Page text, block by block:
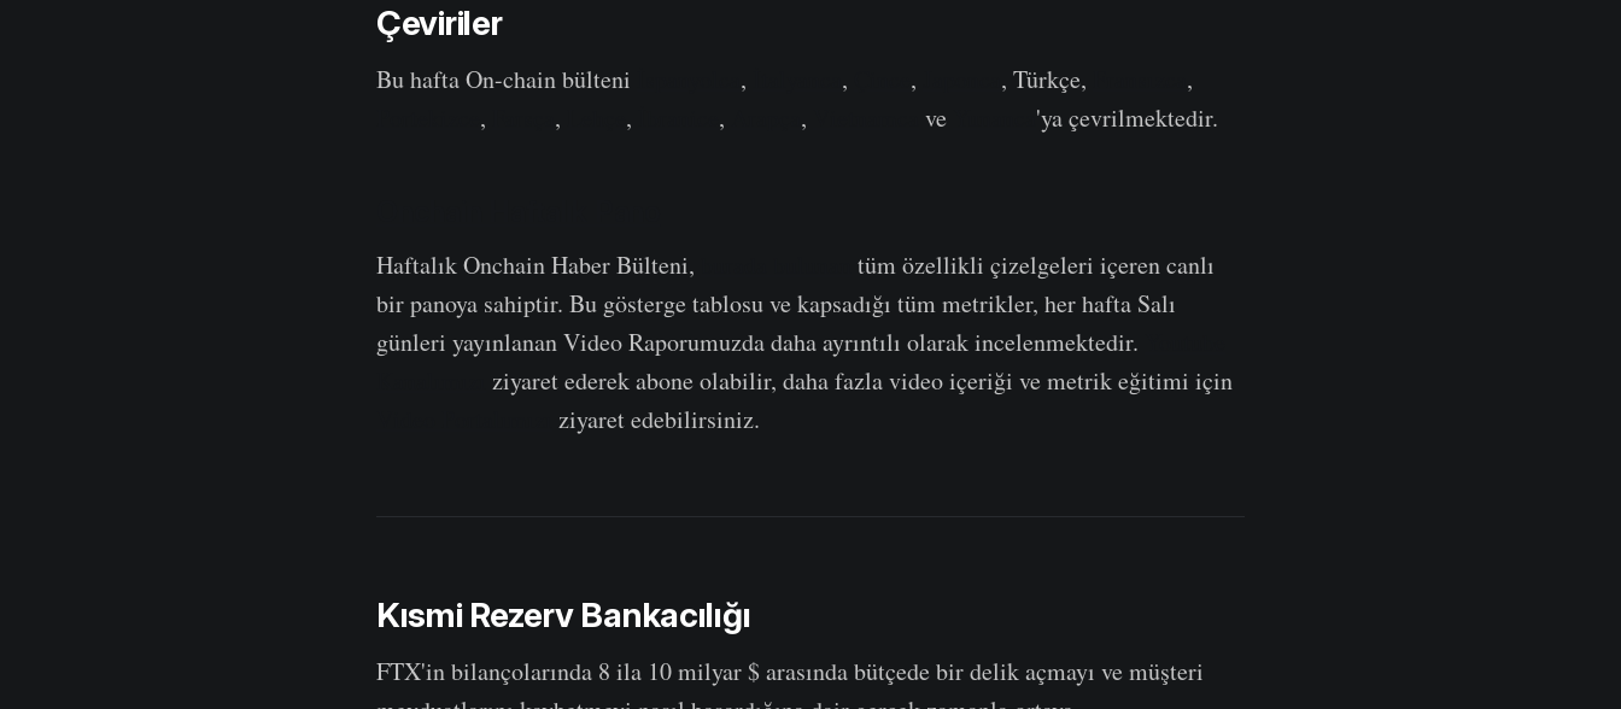
Çeviriler
Bu hafta On-chain bülteni , , , , Türkçe,
,
, , , , , ve 'ya çevrilmektedir.
Haftalık Onchain Haber Bülteni,
tüm özellikli çizelgeleri içeren canlı
bir panoya sahiptir. Bu gösterge tablosu ve kapsadığı tüm metrikler, her hafta Salı
günleri yayınlanan Video Raporumuzda daha ayrıntılı olarak incelenmektedir.
ziyaret ederek abone olabilir, daha fazla video içeriği ve metrik eğitimi için
ziyaret edebilirsiniz.
Kısmi Rezerv Bankacılığı
FTX'in bilançolarında 8 ila 10 milyar $ arasında bütçede bir delik açmayı ve müşteri